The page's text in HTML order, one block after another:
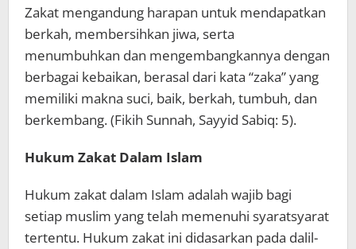
Zakat mengandung harapan untuk mendapatkan
berkah, membersihkan jiwa, serta
menumbuhkan dan mengembangkannya dengan
berbagai kebaikan, berasal dari kata “zaka” yang
memiliki makna suci, baik, berkah, tumbuh, dan
berkembang. (Fikih Sunnah, Sayyid Sabiq: 5).
Hukum Zakat Dalam Islam
Hukum zakat dalam Islam adalah wajib bagi
setiap muslim yang telah memenuhi syaratsyarat
tertentu. Hukum zakat ini didasarkan pada dalil-